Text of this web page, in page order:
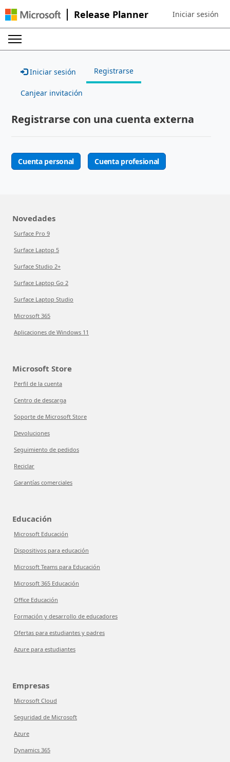
Release Planner Sign in to your
Iniciar sesión
Iniciar sesión Registrarse
Canjear invitación
Registrarse con una cuenta externa
Cuenta personal Cuenta profesional
Novedades
Surface Pro 9
Surface Laptop 5
Surface Studio 2+
Surface Laptop Go 2
Surface Laptop Studio
Microsoft 365
Aplicaciones de Windows 11
Microsoft Store
Perfil de la cuenta
Centro de descarga
Soporte de Microsoft Store
Devoluciones
Seguimiento de pedidos
Reciclar
Garantías comerciales
Educación
Microsoft Educación
Dispositivos para educación
Microsoft Teams para Educación
Microsoft 365 Educación
Office Educación
Formación y desarrollo de educadores
Ofertas para estudiantes y padres
Azure para estudiantes
Empresas
Microsoft Cloud
Seguridad de Microsoft
Azure
Dynamics 365